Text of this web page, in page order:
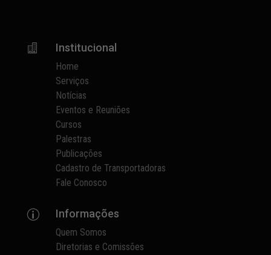
 Institucional
Home
Serviços
Notícias
Eventos e Reuniões
Cursos
Palestras
Publicações
Cadastro de Transportadoras
Fale Conosco
p Informações
Quem Somos
Diretorias e Comissões